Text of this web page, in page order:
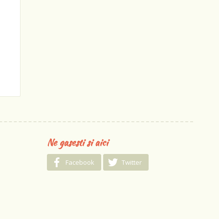
Ne gasesti si aici
Facebook Twitter